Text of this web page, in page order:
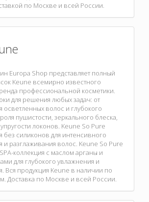
по Москве и всей России.
Europa Shop представляет полный
Keune всемирно известного
профессиональной косметики.
для решения любых задач: от
осветленных волос и глубокого
пушистости, зеркального блеска,
локонов. Keune So Pure
без силиконов для интенсивного
и разглаживания волос. Keune So Pure
коллекция с маслом арганы и
для глубокого увлажнения и
Вся продукция Keune в наличии по
Доставка по Москве и всей России.